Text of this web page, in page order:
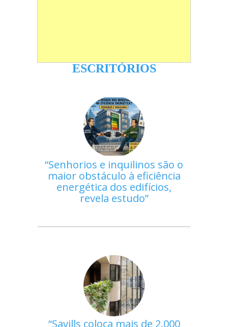
ESCRITÓRIOS
Senhorios e inquilinos são o
maior obstáculo à eficiência
energética dos edifícios,
revela estudo
Savills coloca mais de 2.000